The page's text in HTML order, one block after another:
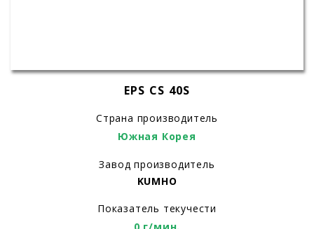
EPS CS 40S
Страна производитель
Южная Корея
Завод производитель
KUMHO
Показатель текучести